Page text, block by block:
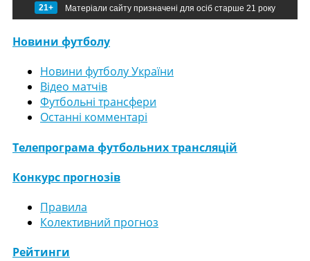
21+ Матеріали сайту призначені для осіб старше 21 року
Новини футболу
Новини футболу України
Відео матчів
Футбольні трансфери
Останні комментарі
Телепрограма футбольних трансляцій
Конкурс прогнозів
Правила
Колективний прогноз
Рейтинги